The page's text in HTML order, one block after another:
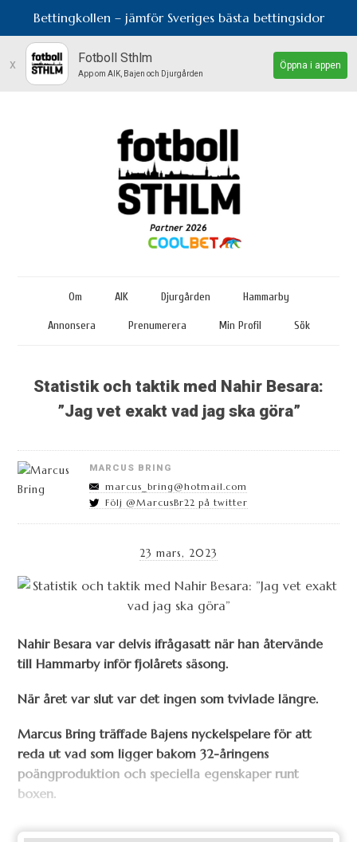
Bettingkollen – jämför Sveriges bästa bettingsidor
x Fotboll Sthlm
App om AIK, Bajen och Djurgården
Öppna i appen
Om AIK Djurgården Hammarby
Annonsera Prenumerera Min Profil Sök
Statistik och taktik med Nahir Besara:
”Jag vet exakt vad jag ska göra”
MARCUS BRING
marcus_bring@hotmail.com
Följ @MarcusBr22 på twitter
23 mars, 2023
Nahir Besara var delvis ifrågasatt när han återvände
till Hammarby inför fjolårets säsong.
När året var slut var det ingen som tvivlade längre.
Marcus Bring träffade Bajens nyckelspelare för att
reda ut vad som ligger bakom 32-åringens
poängproduktion och speciella egenskaper runt
boxen.